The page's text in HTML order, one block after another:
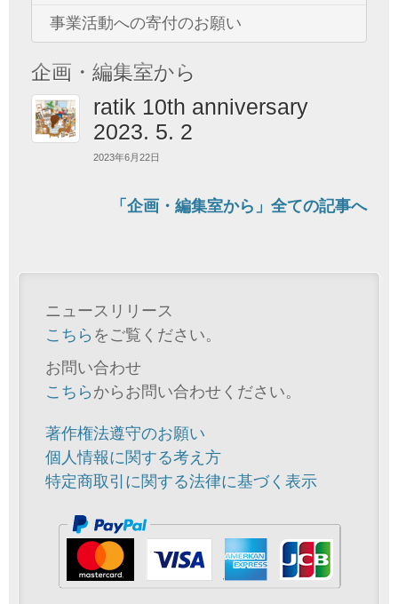
事業活動への寄付のお願い
企画・編集室から
ratik 10th anniversary
2023. 5. 2
2023年6月22日
「企画・編集室から」全ての記事へ
ニュースリリース
こちら をご覧ください。
お問い合わせ
こちら からお問い合わせください。
著作権法遵守のお願い
個人情報に関する考え方
特定商取引に関する法律に基づく表示